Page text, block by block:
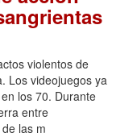
violentos de
Los videojuegos ya
los 70. Durante
entre
las m